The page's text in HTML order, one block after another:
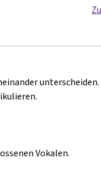
unterscheiden.
Vokalen.